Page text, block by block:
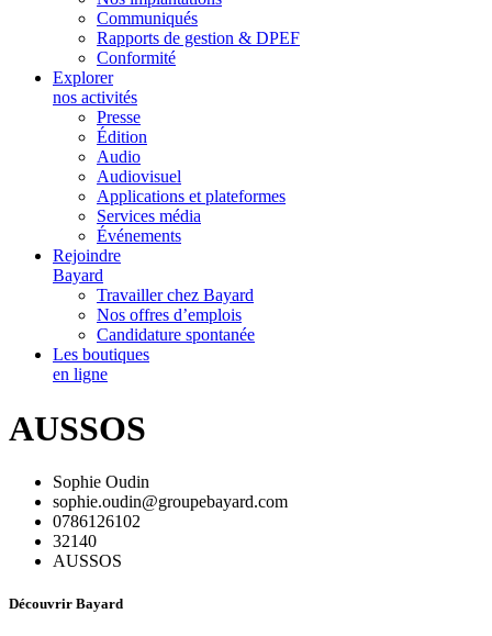
Communiqués
Rapports de gestion & DPEF
Conformité
Explorer
nos activités
Presse
Édition
Audio
Audiovisuel
Applications et plateformes
Services média
Événements
Rejoindre
Bayard
Travailler chez Bayard
Nos offres d’emplois
Candidature spontanée
Les boutiques
en ligne
AUSSOS
Sophie Oudin
sophie.oudin@groupebayard.com
0786126102
32140
AUSSOS
Découvrir Bayard